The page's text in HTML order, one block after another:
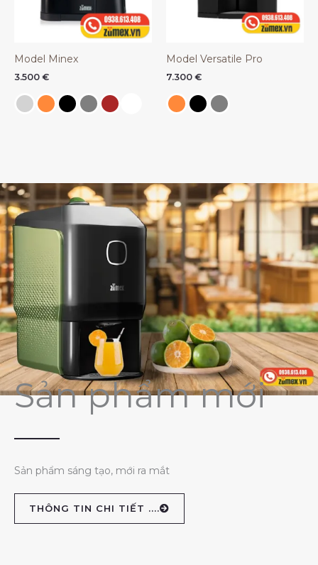
Model Minex
3.500 €
Model Versatile Pro
7.300 €
Sản phẩm mới
Sản phẩm sáng tạo, mới ra mắt
THÔNG TIN CHI TIẾT ....